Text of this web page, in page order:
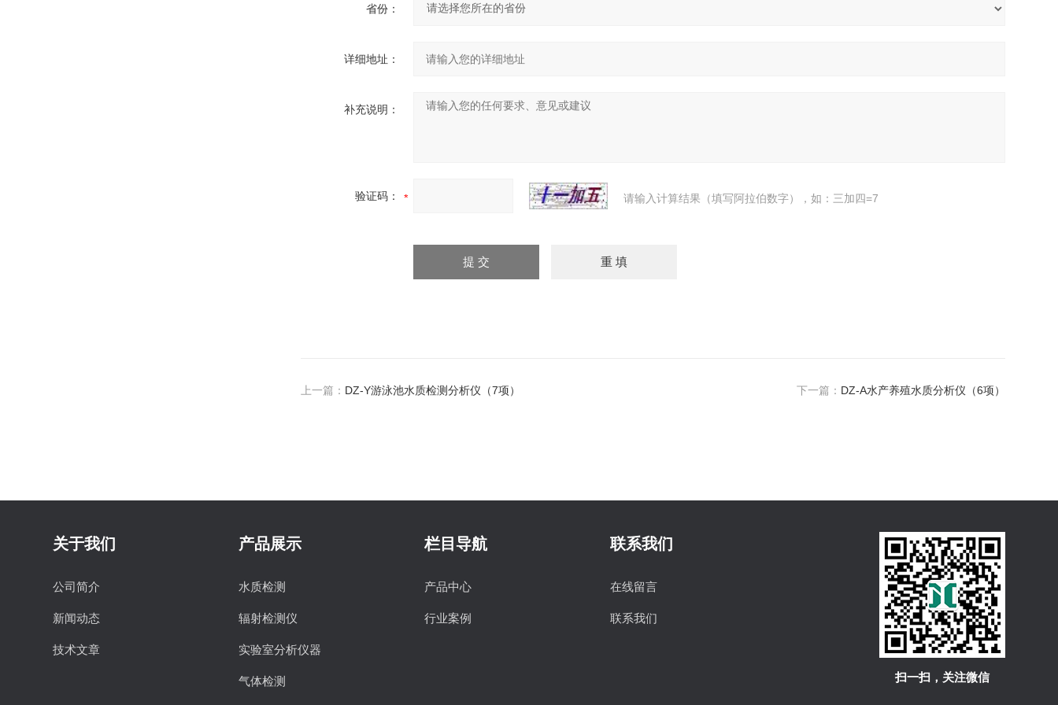
省份：
详细地址：
补充说明：
验证码： 请输入计算结果（填写阿拉伯数字），如：三加四=7
上一篇： DZ-Y游泳池水质检测分析仪（7项） 下一篇： DZ-A水产养殖水质分析仪（6项）
关于我们
公司简介
新闻动态
技术文章
产品展示
水质检测
辐射检测仪
实验室分析仪器
气体检测
栏目导航
产品中心
行业案例
联系我们
在线留言
联系我们
扫一扫，关注微信